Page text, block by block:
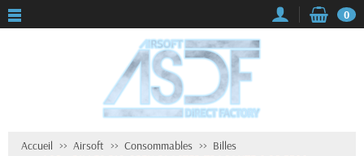
0
Accueil Airsoft Consommables
Billes